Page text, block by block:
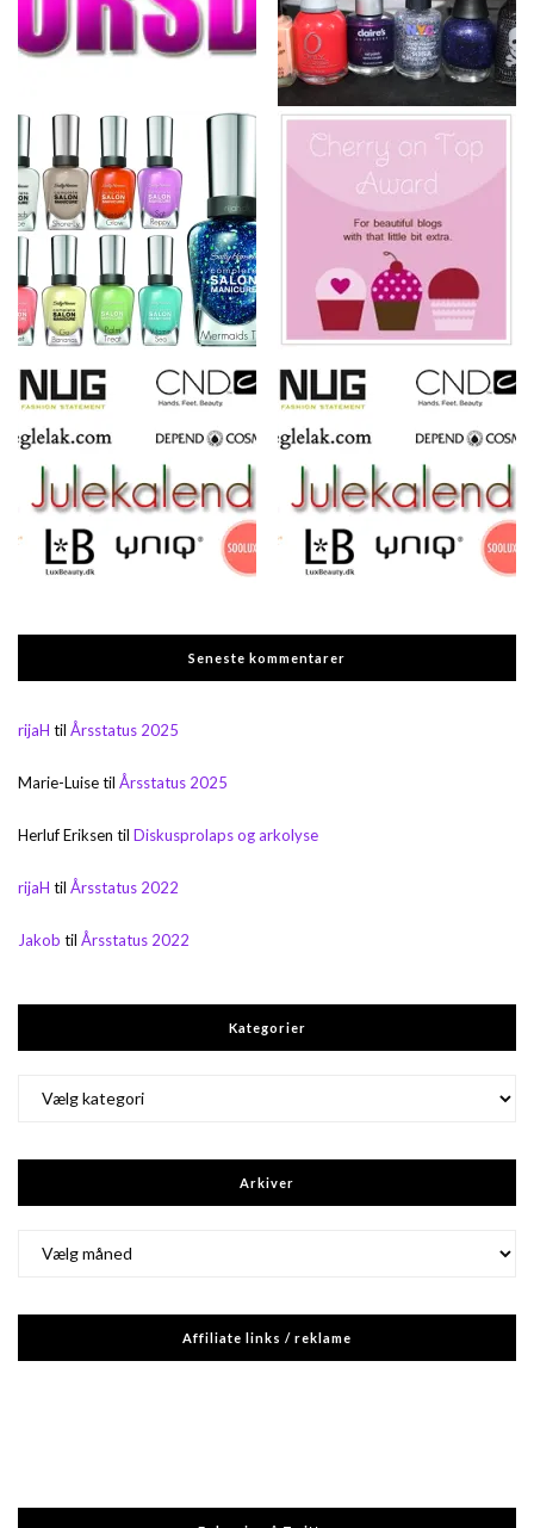
Seneste kommentarer
rijaH til Årsstatus 2025
Marie-Luisetil Årsstatus 2025
Herluf Eriksen til Diskusprolaps og arkolyse
rijaH til Årsstatus 2022
Jakob til Årsstatus 2022
Kategorier
Arkiver
Affiliate links / reklame